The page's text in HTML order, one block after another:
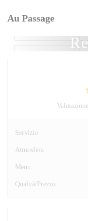
Au Passage
Servizio
Atmosfera
Menu
Qualità/Prezzo